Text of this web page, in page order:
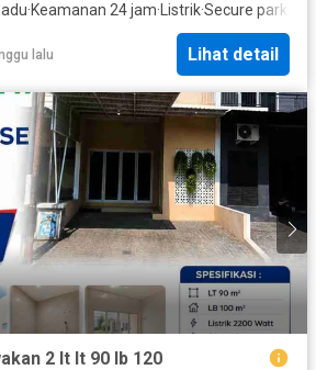
·Keamanan 24 jam· Listrik·Secure parking
lalu Lihat detail
2 lt lt 90 lb 120